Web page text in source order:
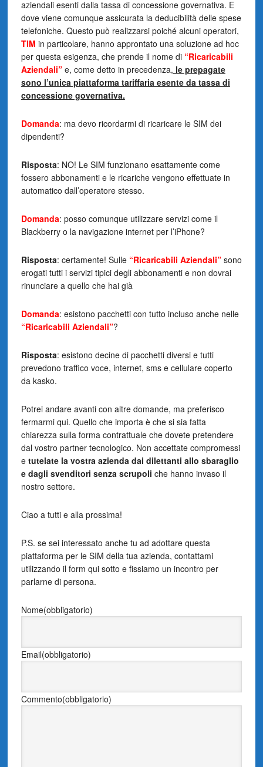
aziendali esenti dalla tassa di concessione governativa. E
dove viene comunque assicurata la deducibilità delle spese
telefoniche. Questo può realizzarsi poiché alcuni operatori,
TIM in particolare, hanno approntato una soluzione ad hoc
per questa esigenza, che prende il nome di“Ricaricabili
Aziendali”e, come detto in precedenza, le prepagate
sono l’unica piattaforma tariffaria esente da tassa di
concessione governativa.
Domanda: ma devo ricordarmi di ricaricare le SIM dei
dipendenti?
Risposta: NO! Le SIM funzionano esattamente come
fossero abbonamenti e le ricariche vengono effettuate in
automatico dall’operatore stesso.
Domanda: posso comunque utilizzare servizi come il
Blackberry o la navigazione internet per l’iPhone?
Risposta: certamente! Sulle “Ricaricabili Aziendali”sono
erogati tutti i servizi tipici degli abbonamenti e non dovrai
rinunciare a quello che hai già
Domanda: esistono pacchetti con tutto incluso anche nelle
“Ricaricabili Aziendali”?
Risposta: esistono decine di pacchetti diversi e tutti
prevedono traffico voce, internet, sms e cellulare coperto
da kasko.
Potrei andare avanti con altre domande, ma preferisco
fermarmi qui. Quello che importa è che si sia fatta
chiarezza sulla forma contrattuale che dovete pretendere
dal vostro partner tecnologico. Non accettate compromessi
e tutelate la vostra azienda dai dilettanti allo sbaraglio
e dagli svenditori senza scrupoli che hanno invaso il
nostro settore.
Ciao a tutti e alla prossima!
P.S. se sei interessato anche tu ad adottare questa
piattaforma per le SIM della tua azienda, contattami
utilizzando il form qui sotto e fissiamo un incontro per
parlarne di persona.
Nome(obbligatorio)
Email(obbligatorio)
Commento(obbligatorio)